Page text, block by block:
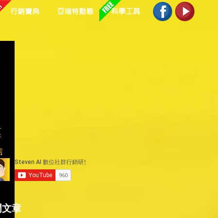
行銷寶典 亞瑞特動態 科學工具
章